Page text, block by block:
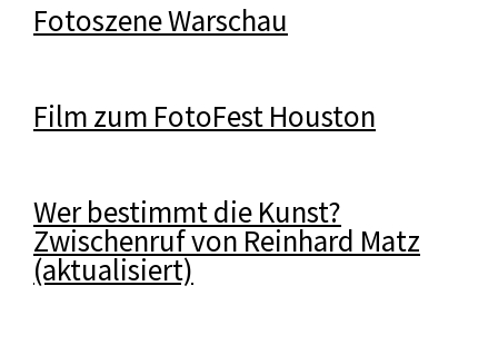
Fotoszene Warschau
Film zum FotoFest Houston
Wer bestimmt die Kunst?
Zwischenruf von Reinhard Matz
(aktualisiert)